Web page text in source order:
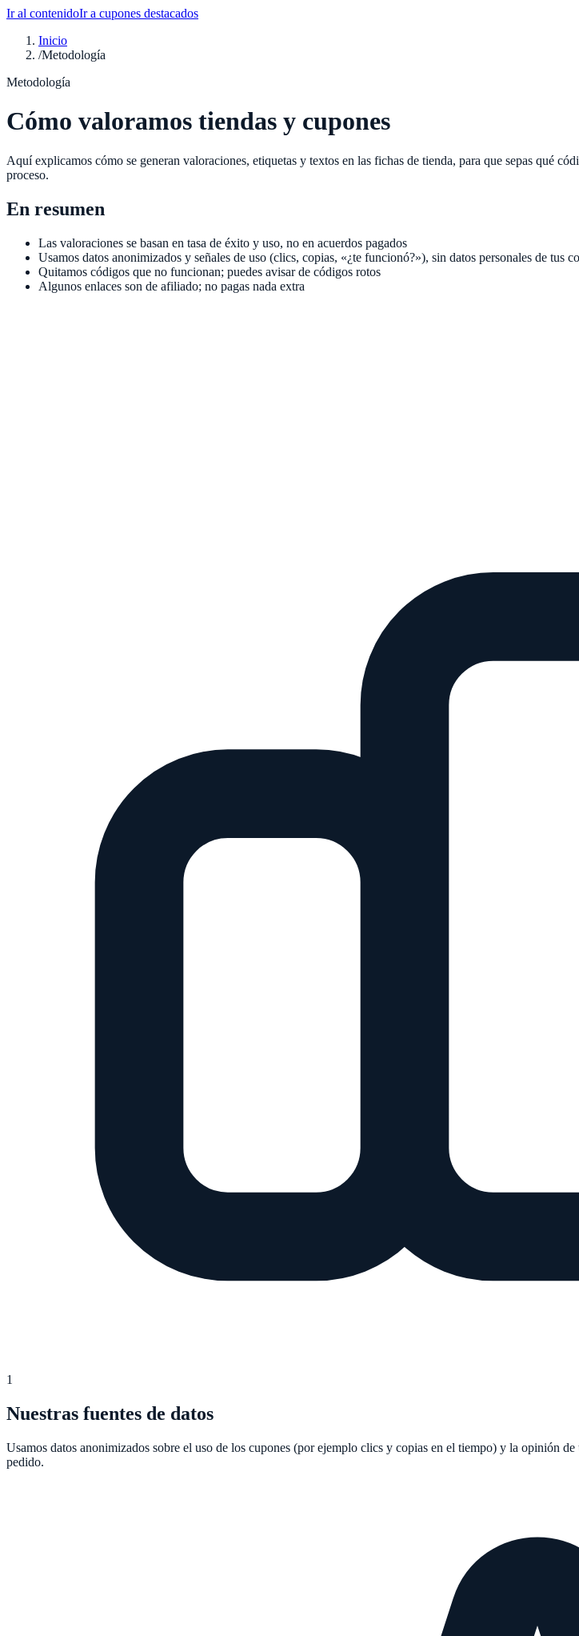
Ir al contenidoIr a cupones destacados
Inicio
/Metodología
Metodología
Cómo valoramos tiendas y cupones
Aquí explicamos cómo se generan valoraciones, etiquetas y textos en las fichas de tienda, para que sepas qué
proceso.
En resumen
Las valoraciones se basan en tasa de éxito y uso, no en acuerdos pagados
Usamos datos anonimizados y señales de uso (clics, copias, «¿te funcionó?»), sin datos personales de tus
Quitamos códigos que no funcionan; puedes avisar de códigos rotos
Algunos enlaces son de afiliado; no pagas nada extra
1
Nuestras fuentes de datos
Usamos datos anonimizados sobre el uso de los cupones (por ejemplo clics y copias en el tiempo) y la opinión
pedido.